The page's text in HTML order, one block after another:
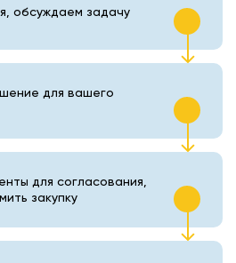
обсуждаем задачу
для вашего
для согласования,
закупку